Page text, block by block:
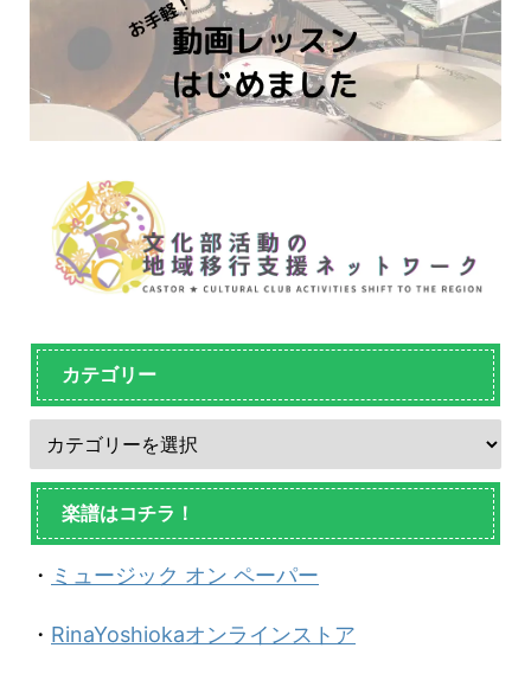
カテゴリー
楽譜はコチラ！
・ ミュージック オン ペーパー
・ RinaYoshiokaオンラインストア